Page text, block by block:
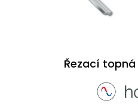
Řezací